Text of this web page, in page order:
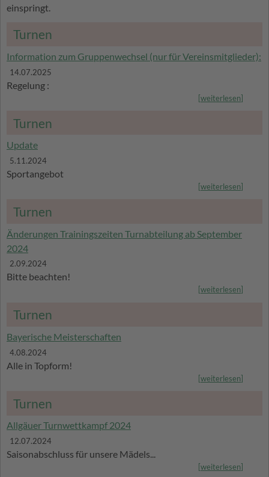
einspringt.
Turnen
Information zum Gruppenwechsel (nur für Vereinsmitglieder):
14.07.2025
Regelung :
[weiterlesen]
Turnen
Update
5.11.2024
Sportangebot
[weiterlesen]
Turnen
Änderungen Trainingszeiten Turnabteilung ab September
2024
2.09.2024
Bitte beachten!
[weiterlesen]
Turnen
Bayerische Meisterschaften
4.08.2024
Alle in Topform!
[weiterlesen]
Turnen
Allgäuer Turnwettkampf 2024
12.07.2024
Saisonabschluss für unsere Mädels...
[weiterlesen]